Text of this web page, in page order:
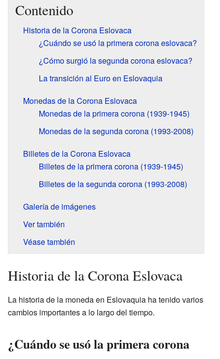
Contenido
Historia de la Corona Eslovaca
¿Cuándo se usó la primera corona eslovaca?
¿Cómo surgió la segunda corona eslovaca?
La transición al Euro en Eslovaquia
Monedas de la Corona Eslovaca
Monedas de la primera corona (1939-1945)
Monedas de la segunda corona (1993-2008)
Billetes de la Corona Eslovaca
Billetes de la primera corona (1939-1945)
Billetes de la segunda corona (1993-2008)
Galería de imágenes
Ver también
Véase también
Historia de la Corona Eslovaca
La historia de la moneda en Eslovaquia ha tenido varios
cambios importantes a lo largo del tiempo.
¿Cuándo se usó la primera corona